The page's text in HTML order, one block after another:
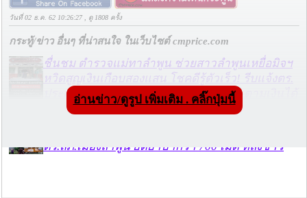
วันที่ 02 ธ.ค. 62 10:26:27 , ดู 1808 ครั้ง
กระทู้/ข่าว อื่นๆ ที่น่าสนใจ ในเว็บไซต์ cmprice.com
ชื่นชม ตำรวจแม่ทาลำพูน ช่วยสาวลำพูนเหยื่อมิจฯ
หวิดสูญเงินเกือบสองแสน โชคดีรู้ตัวเร็ว! รีบแจ้งตร.
ประสาน สตช.สายด่วน 1441 อายัดบัญชี-ตามเงินได้
ตร.สภ.เมืองลำพูน ยึดยาบ้ากว่า 700 เม็ด หลังชาว
อ่านข่าว/ดูรูป เพิ่มเติม . คลิ๊กปุ่มนี้